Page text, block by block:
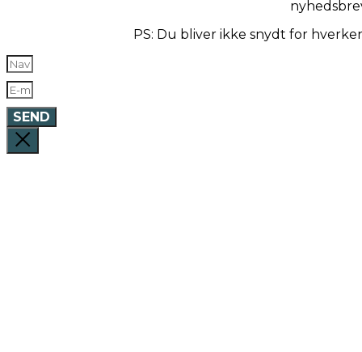
PS: Du bliver ikke snydt for
SEND